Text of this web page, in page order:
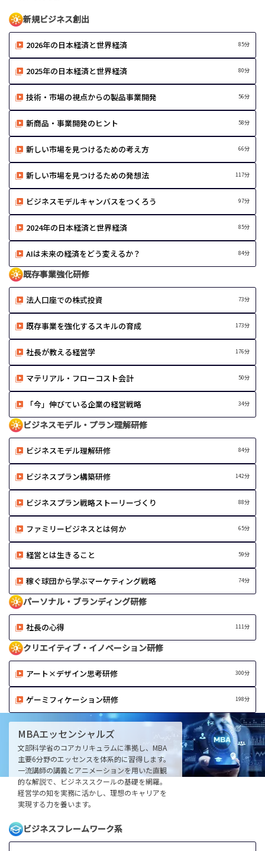
新規ビジネス創出
2026年の日本経済と世界経済 85分
2025年の日本経済と世界経済 80分
技術・市場の視点からの製品事業開発 56分
新商品・事業開発のヒント 58分
新しい市場を見つけるための考え方 66分
新しい市場を見つけるための発想法 117分
ビジネスモデルキャンバスをつくろう 97分
2024年の日本経済と世界経済 85分
AIは未来の経済をどう変えるか？ 84分
既存事業強化研修
法人口座での株式投資 73分
既存事業を強化するスキルの育成 173分
社長が教える経営学 176分
マテリアル・フローコスト会計 50分
「今」伸びている企業の経営戦略 34分
ビジネスモデル・プラン理解研修
ビジネスモデル理解研修 84分
ビジネスプラン構築研修 142分
ビジネスプラン戦略ストーリーづくり 88分
ファミリービジネスとは何か 65分
経営とは生きること 59分
稼ぐ球団から学ぶマーケティング戦略 74分
パーソナル・ブランディング研修
社長の心得 111分
クリエイティブ・イノベーション研修
アート×デザイン思考研修 300分
ゲーミフィケーション研修 198分
MBAエッセンシャルズ
文部科学省のコアカリキュラムに準拠し、MBA
主要6分野のエッセンスを体系的に習得します。
一流講師の講義とアニメーションを用いた直観
的な解説で、ビジネススクールの基礎を網羅。
経営学の知を実務に活かし、理想のキャリアを
実現する力を養います。
ビジネスフレームワーク系